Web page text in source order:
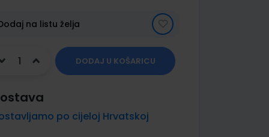
na listu želja
DODAJ U KOŠARICU
po cijeloj Hrvatskoj